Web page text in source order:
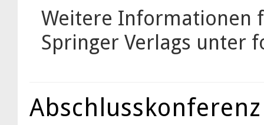
Weitere Informationen
Springer Verlags unter